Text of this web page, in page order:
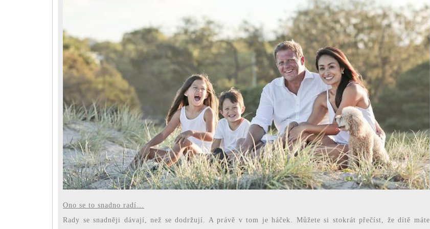
Ono se to snadno radí…
Rady se snadněji dávají, než se dodržují. A právě v tom je háček. Můžete si stokrát přečíst, že dítě máte